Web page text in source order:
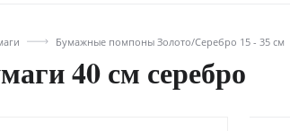
Бумажные помпоны Золото/Серебро 15 - 35 см
40 см серебро